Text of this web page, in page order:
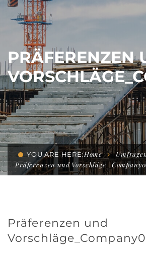
PRÄFERENZEN
YOU ARE HERE:Home
Präferenzen und
Präferenzen und